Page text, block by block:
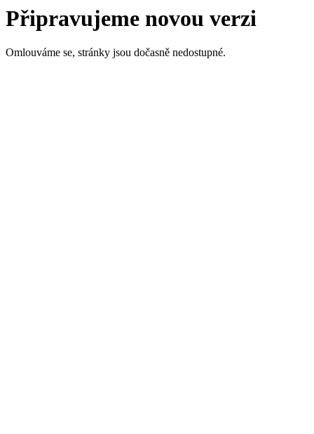
Připravujeme novou verzi
Omlouváme se, stránky jsou dočasně nedostupné.